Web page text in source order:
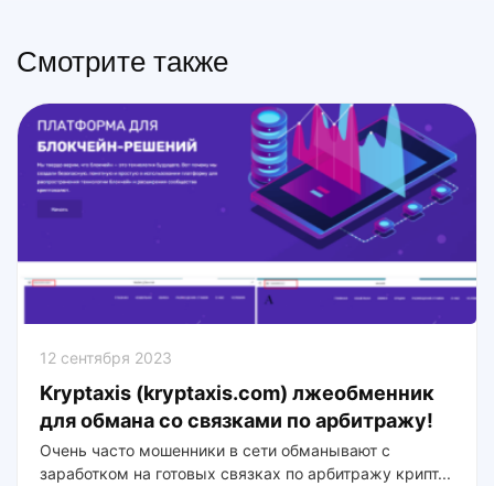
Смотрите также
12 сентября 2023
Kryptaxis (kryptaxis.com) лжеобменник
для обмана со связками по арбитражу!
Очень часто мошенники в сети обманывают с
заработком на готовых связках по арбитражу крипт...